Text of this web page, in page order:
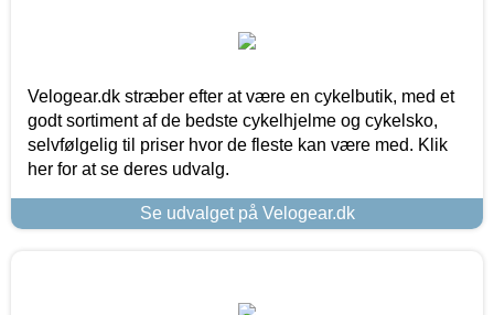
Velogear.dk stræber efter at være en cykelbutik, med et
godt sortiment af de bedste cykelhjelme og cykelsko,
selvfølgelig til priser hvor de fleste kan være med. Klik
her for at se deres udvalg.
Se udvalget på Velogear.dk